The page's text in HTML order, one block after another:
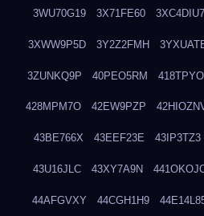
3WU70G19 3X71FE60 3XC4DIU7
3XWW9P5D 3Y2Z2FMH
3ZUNKQ9P 40PEO5RM
428MPM7O 42EW9PZP
43BE766X 43EEF23E 43IP3TZ3
43U16JLC 43XY7A9N
44AFGVXY 44CGH1H9